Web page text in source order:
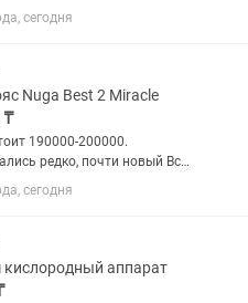
плечо. Бренд: MediTech.
Крупный
делают его удобным
с...
сегодня
Nuga Best 2 Miracle
₸
190000-200000.
редко, почти новый Все
состоянии. Работает все
есть. Пояс-
для безопасного похудения...
сегодня
аппарат